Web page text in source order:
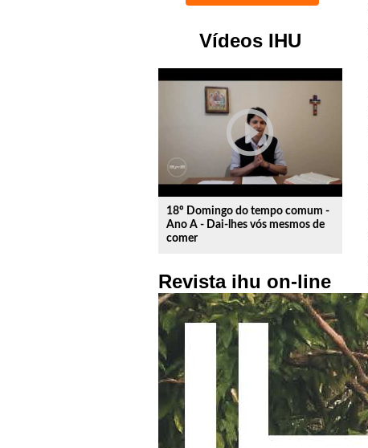
Vídeos IHU
play_circle_outline
18º Domingo do tempo comum -
Ano A - Dai-lhes vós mesmos de
comer
Revista ihu on-line